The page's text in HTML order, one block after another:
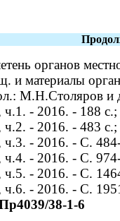
органов
и материалы
М.Н.Столяров и
ч.1. - 2016. - 188 c.;
ч.2. - 2016. - 483 c.;
ч.3. - 2016. - С.
ч.4. - 2016. - С.
ч.5. - 2016. - С.
ч.6. - 2016. - С.
38-1-6